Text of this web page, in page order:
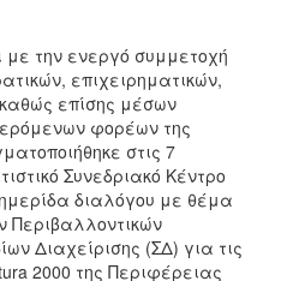
την ενεργό συμμετοχή
επιχειρηματικών,
επίσης μέσων
φορέων της
στις 7
Συνεδριακό Κέντρο
διαλόγου με θέμα
Περιβαλλοντικών
Διαχείρισης (ΣΔ) για τις
2000 της Περιφέρειας